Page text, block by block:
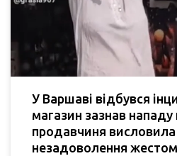
У Варшаві відбувся
магазин зазнав нападу
продавчиня висловила
незадоволення жестом